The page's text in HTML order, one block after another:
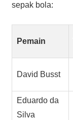
sepak bola:
Pemain
David Busst
Eduardo da
Silva